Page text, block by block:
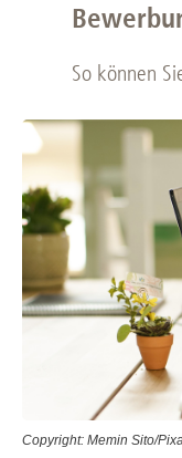
So können
Copyright: Memin Sito/